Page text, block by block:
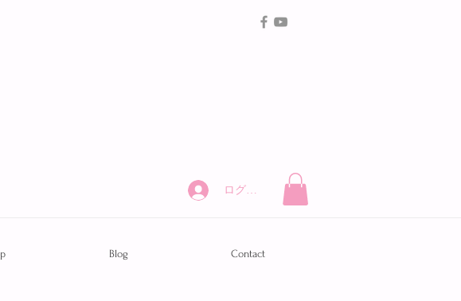
ログイン
Blog Contact